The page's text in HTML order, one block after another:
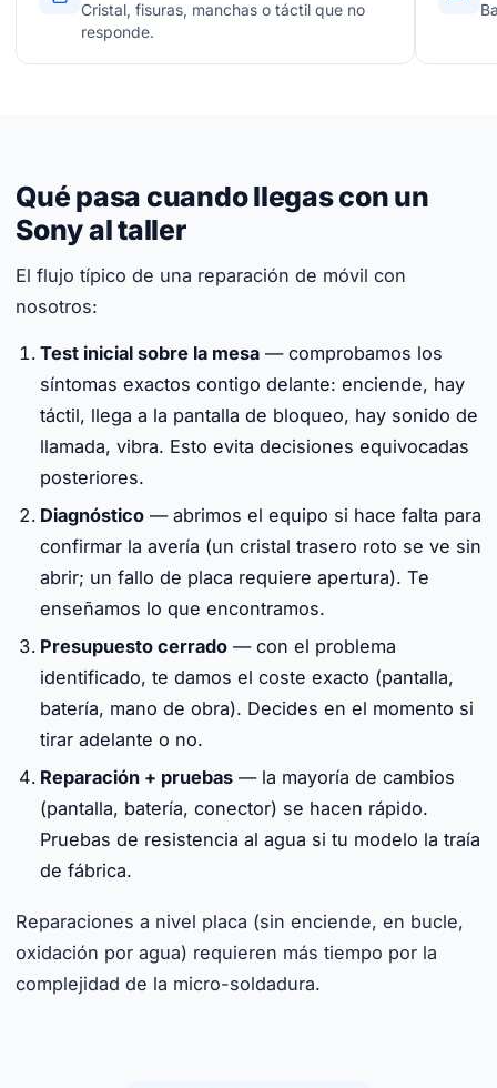
Cristal, fisuras, manchas o táctil que no
responde.
Qué pasa cuando llegas con un
Sony al taller
El flujo típico de una reparación de móvil con
nosotros:
Test inicial sobre la mesa — comprobamos los
síntomas exactos contigo delante: enciende, hay
táctil, llega a la pantalla de bloqueo, hay sonido de
llamada, vibra. Esto evita decisiones equivocadas
posteriores.
Diagnóstico — abrimos el equipo si hace falta para
confirmar la avería (un cristal trasero roto se ve sin
abrir; un fallo de placa requiere apertura). Te
enseñamos lo que encontramos.
Presupuesto cerrado — con el problema
identificado, te damos el coste exacto (pantalla,
batería, mano de obra). Decides en el momento si
tirar adelante o no.
Reparación + pruebas — la mayoría de cambios
(pantalla, batería, conector) se hacen rápido.
Pruebas de resistencia al agua si tu modelo la traía
de fábrica.
Reparaciones a nivel placa (sin enciende, en bucle,
oxidación por agua) requieren más tiempo por la
complejidad de la micro-soldadura.